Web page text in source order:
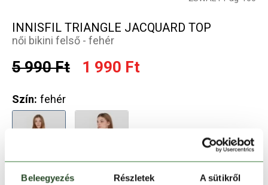
Beleegyezés Részletek A sütikről
INNISFIL TRIANGLE JACQUARD TOP
női bikini felső - fehér
5 990 Ft 1 990 Ft
Szín: fehér